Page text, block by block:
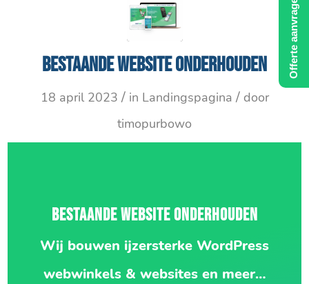
Bestaande website onderhouden
18 april 2023 / in Landingspagina / door
timopurbowo
BESTAANDE WEBSITE ONDERHOUDEN
Wij bouwen ijzersterke WordPress
webwinkels & websites en meer…
Offerte aanvragen